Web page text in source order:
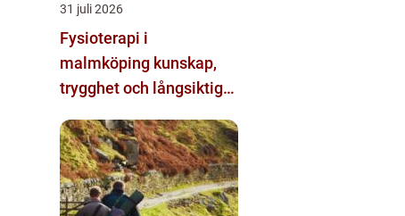
31 juli 2026
Fysioterapi i
malmköping kunskap,
trygghet och långsiktig